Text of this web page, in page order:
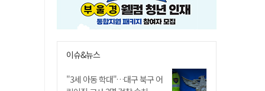
이슈&뉴스
"3세 아동 학대"…대구 북구 어